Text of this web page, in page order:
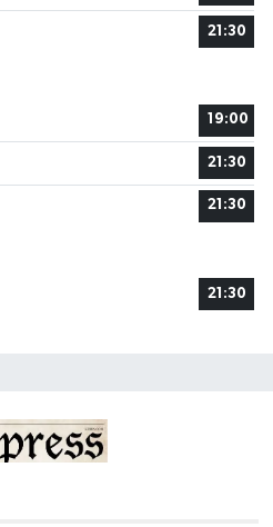
21:30
19:00
21:30
21:30
21:30